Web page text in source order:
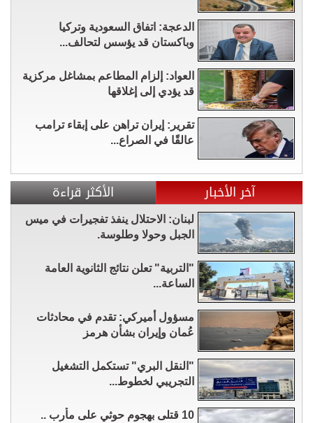
الدعجة: اتفاق السعودية وتركيا
وباكستان قد يؤسس لتحالف...
العواد: إلزام المطاعم بمشاغل مركزية
قد يؤدي إلى إغلاقها
تقرير: إيران تراهن على إبقاء ترامب
عالقًا في الصراع...
آخر الأخبار الأكثر قراءة
لبنان: الاحتلال ينفذ تفجيرات في ميس
الجبل وحولا وطلوسة.
"التربية" تعلن نتائج الثانوية العامة
الساعة...
مسؤول أميركي: تقدم في محادثات
عُمان وإيران بشأن هرمز
"النقل البري" تستكمل التشغيل
التجريبي لخطوط...
10 قتلى بهجوم حوثي على مأرب ..